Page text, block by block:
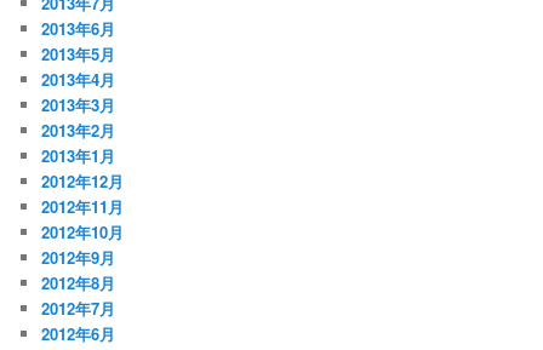
2013年6月
2013年5月
2013年4月
2013年3月
2013年2月
2013年1月
2012年12月
2012年11月
2012年10月
2012年9月
2012年8月
2012年7月
2012年6月